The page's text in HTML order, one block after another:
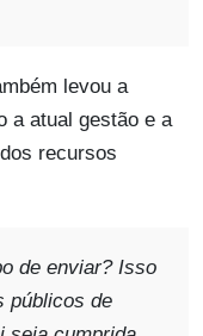
levou a
a atual gestão e a
recursos
de enviar? Isso
públicos de